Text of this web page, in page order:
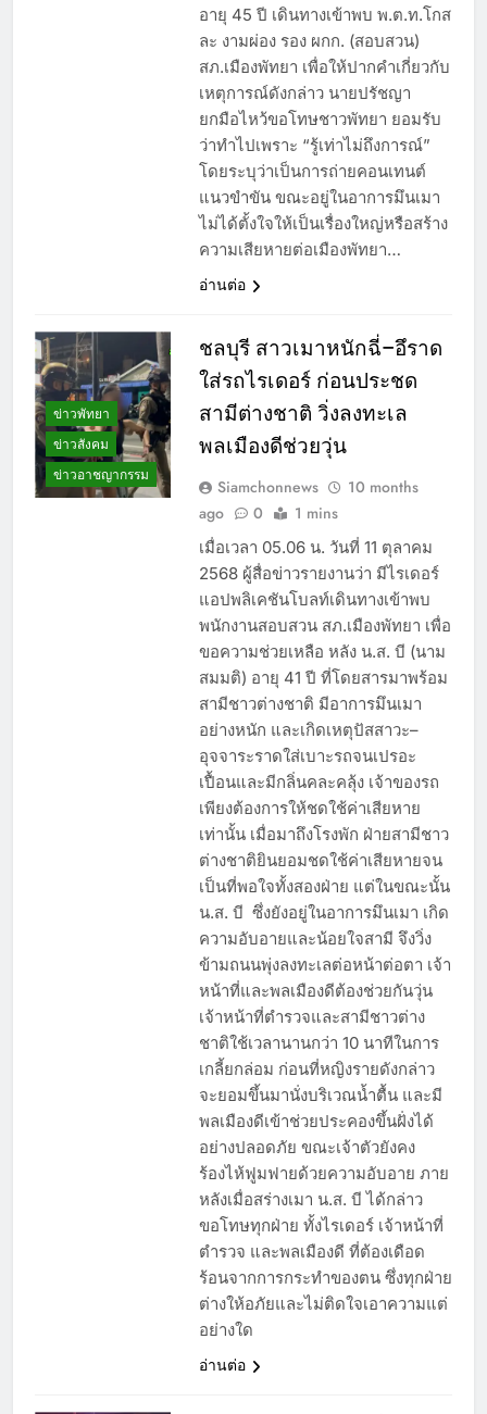
อายุ 45 ปี เดินทางเข้าพบ พ.ต.ท.โกส
ละ งามผ่อง รอง ผกก. (สอบสวน)
สภ.เมืองพัทยา เพื่อให้ปากคำเกี่ยวกับ
เหตุการณ์ดังกล่าว นายปรัชญา
ยกมือไหว้ขอโทษชาวพัทยา ยอมรับ
ว่าทำไปเพราะ “รู้เท่าไม่ถึงการณ์”
โดยระบุว่าเป็นการถ่ายคอนเทนต์
แนวขำขัน ขณะอยู่ในอาการมึนเมา
ไม่ได้ตั้งใจให้เป็นเรื่องใหญ่หรือสร้าง
ความเสียหายต่อเมืองพัทยา…
อ่านต่อ
ข่าวพัทยา
ข่าวสังคม
ข่าวอาชญากรรม
ชลบุรี สาวเมาหนักฉี่–อึราด
ใส่รถไรเดอร์ ก่อนประชด
สามีต่างชาติ วิ่งลงทะเล
พลเมืองดีช่วยวุ่น
Siamchonnews
10 months
ago
0 1 mins
เมื่อเวลา 05.06 น. วันที่ 11 ตุลาคม
2568 ผู้สื่อข่าวรายงานว่า มีไรเดอร์
แอปพลิเคชันโบลท์เดินทางเข้าพบ
พนักงานสอบสวน สภ.เมืองพัทยา เพื่อ
ขอความช่วยเหลือ หลัง น.ส. บี (นาม
สมมติ) อายุ 41 ปี ที่โดยสารมาพร้อม
สามีชาวต่างชาติ มีอาการมึนเมา
อย่างหนัก และเกิดเหตุปัสสาวะ–
อุจจาระราดใส่เบาะรถจนเปรอะ
เปื้อนและมีกลิ่นคละคลุ้ง เจ้าของรถ
เพียงต้องการให้ชดใช้ค่าเสียหาย
เท่านั้น เมื่อมาถึงโรงพัก ฝ่ายสามีชาว
ต่างชาติยินยอมชดใช้ค่าเสียหายจน
เป็นที่พอใจทั้งสองฝ่าย แต่ในขณะนั้น
น.ส. บี ซึ่งยังอยู่ในอาการมึนเมา เกิด
ความอับอายและน้อยใจสามี จึงวิ่ง
ข้ามถนนพุ่งลงทะเลต่อหน้าต่อตา เจ้า
หน้าที่และพลเมืองดีต้องช่วยกันวุ่น
เจ้าหน้าที่ตำรวจและสามีชาวต่าง
ชาติใช้เวลานานกว่า 10 นาทีในการ
เกลี้ยกล่อม ก่อนที่หญิงรายดังกล่าว
จะยอมขึ้นมานั่งบริเวณน้ำตื้น และมี
พลเมืองดีเข้าช่วยประคองขึ้นฝั่งได้
อย่างปลอดภัย ขณะเจ้าตัวยังคง
ร้องไห้ฟูมฟายด้วยความอับอาย ภาย
หลังเมื่อสร่างเมา น.ส. บี ได้กล่าว
ขอโทษทุกฝ่าย ทั้งไรเดอร์ เจ้าหน้าที่
ตำรวจ และพลเมืองดี ที่ต้องเดือด
ร้อนจากการกระทำของตน ซึ่งทุกฝ่าย
ต่างให้อภัยและไม่ติดใจเอาความแต่
อย่างใด
อ่านต่อ